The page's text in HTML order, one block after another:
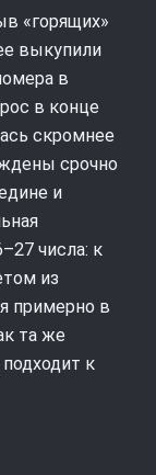
«горящих»
выкупили
в
в конце
скромнее
срочно
и
числа: к
из
примерно в
та же
к